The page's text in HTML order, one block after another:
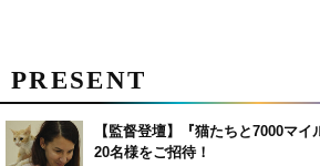
PRESENT
【監督登壇】『猫たちと7000マ
20名様をご招待！